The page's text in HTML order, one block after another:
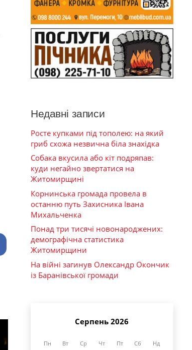
Недавні записи
Росте купками під тополею: на який
гриб схожа незвична біла знахідка
Собака вкусила або кіт подряпав:
куди негайно звертатися на
Житомирщині
Корнинська громада провела в
останню путь Захисника Івана
Михальченка
Понад три тисячі новонароджених:
демографічна статистика
Житомирщини
На війні загинув Олександр Окончик
із Баранівської громади
Серпень 2026
Пн Вт Ср Чт Пт Сб Нд